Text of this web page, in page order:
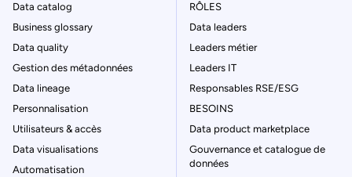
Data catalog
Business glossary
Data quality
Gestion des métadonnées
Data lineage
Personnalisation
Utilisateurs & accès
Data visualisations
Automatisation
RÔLES
Data leaders
Leaders métier
Leaders IT
Responsables RSE/ESG
BESOINS
Data product marketplace
Gouvernance et catalogue de
données